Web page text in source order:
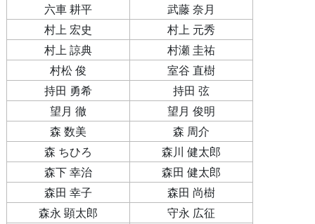
六車 耕平
武藤 奈月
村上 宏史
村上 元秀
村上 諒典
村瀬 圭祐
村松 俊
室谷 直樹
持田 勇希
持田 弦
望月 徹
望月 俊明
森 数美
森 周介
森 ちひろ
森川 健太郎
森下 幸治
森田 健太郎
森田 幸子
森田 尚樹
森永 顕太郎
守永 広征